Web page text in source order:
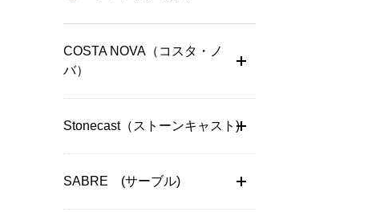
COSTA NOVA（コスタ・ノ
バ）
Stonecast（ストーンキャスト)
SABRE (サーブル)